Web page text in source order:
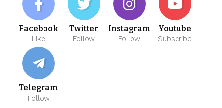
Facebook
Like
Twitter
Follow
Instagram
Follow
Youtube
Subscribe
Telegram
Follow